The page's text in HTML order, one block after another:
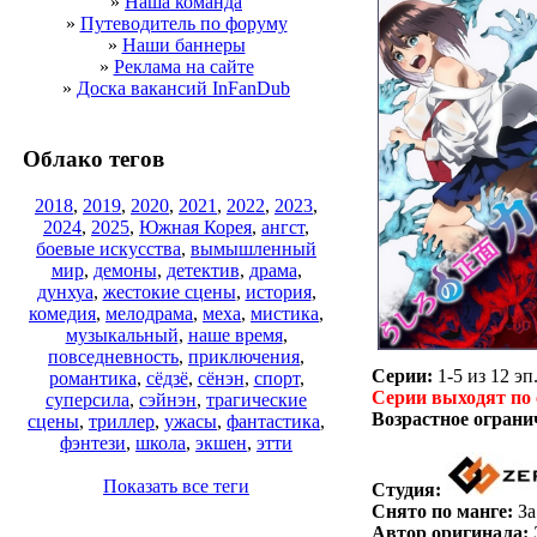
» Путеводитель по форуму
» Наши баннеры
» Реклама на сайте
» Доска вакансий InFanDub
Облако тегов
2018, 2019, 2020, 2021 , 2022, 2023,
2024, 2025, Южная Корея, ангст,
боевые искусства, вымышленный
мир, демоны, детектив, драма,
дунхуа, жестокие сцены, история,
комедия, мелодрама, меха, мистика,
музыкальный, наше время,
повседневность, приключения,
романтика, сёдзё, сёнэн, спорт,
суперсила, сэйнэн, трагические
сцены, триллер, ужасы, фантастика,
фэнтези, школа, экшен, этти
Показать все теги
Серии: 1-5 из 12
Серии выходят по
Возрастное
Студия:
Снято по манге:
Автор оригинала: